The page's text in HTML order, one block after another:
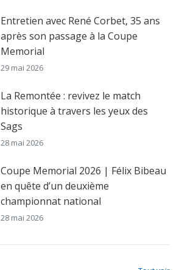
Entretien avec René Corbet, 35 ans
après son passage à la Coupe
Memorial
29 mai 2026
La Remontée : revivez le match
historique à travers les yeux des
Sags
28 mai 2026
Coupe Memorial 2026 | Félix Bibeau
en quête d’un deuxième
championnat national
28 mai 2026